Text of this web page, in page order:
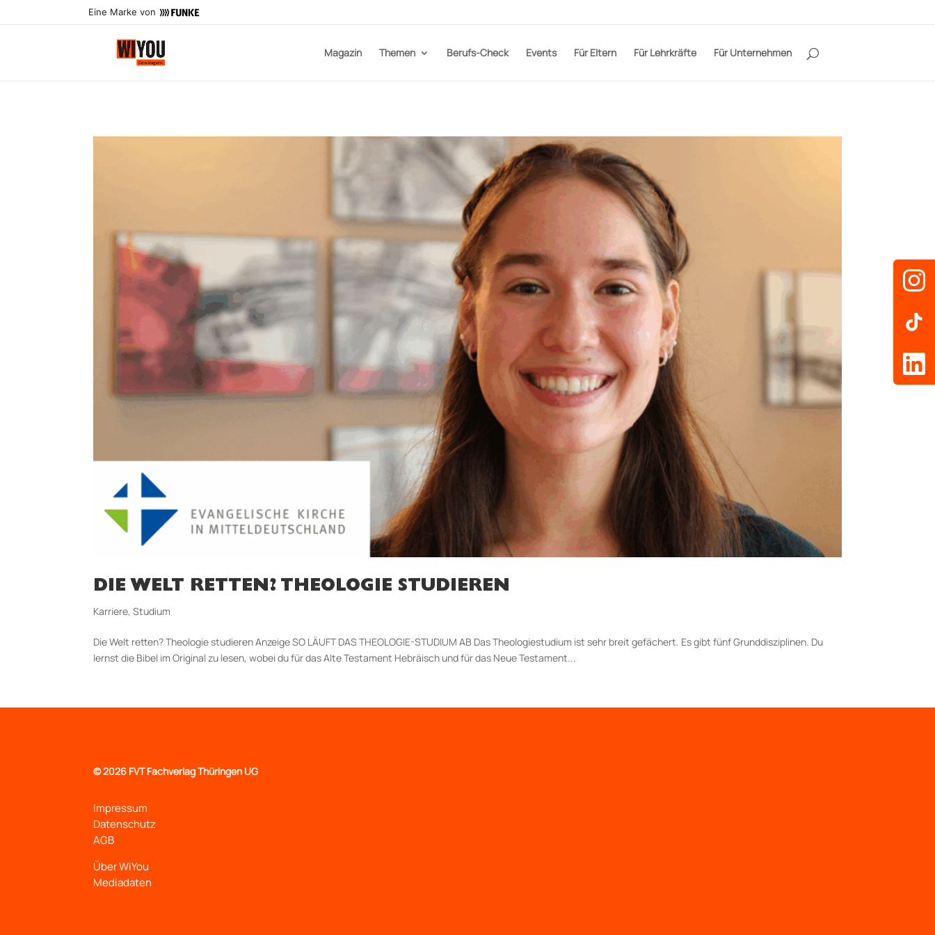
Eine Marke von
Magazin Themen Berufs-Check Events Für Eltern Für Lehrkräfte Für Unternehmen
DIE WELT RETTEN? THEOLOGIE STUDIEREN
Karriere,Studium
Die Welt retten? Theologie studieren Anzeige SO LÄUFT DAS THEOLOGIE-STUDIUM AB Das Theologiestudium ist sehr breit gefächert. Es gibt fünf Grunddisziplinen. Du
lernst die Bibel im Original zu lesen, wobei du für das Alte Testament Hebräisch und für das Neue Testament...
©2026 FVT Fachverlag Thüringen UG
Impressum
Datenschutz
AGB
Über WiYou
Mediadaten